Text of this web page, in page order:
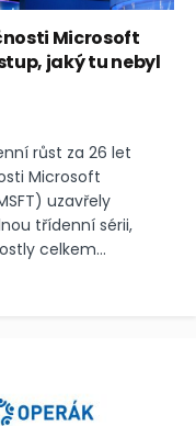
Microsoft
jaký tu nebyl
růst za 26 let
Microsoft
uzavřely
třídenní sérii,
celkem...